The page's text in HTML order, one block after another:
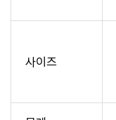
사이즈